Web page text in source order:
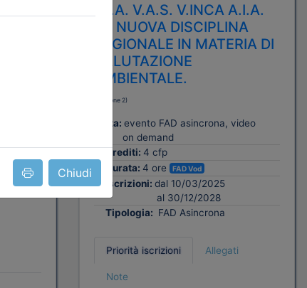
Chiudi
V.I.A. V.A.S. V.INCA A.I.A.
LA NUOVA DISCIPLINA
REGIONALE IN MATERIA DI
VALUTAZIONE
AMBIENTALE.
(edizione 2)
Data: evento FAD asincrona, video
on demand
Crediti: 4 cfp
Durata: 4 ore FAD Vod
Iscrizioni: dal 10/03/2025
al 30/12/2028
Tipologia: FAD Asincrona
Priorità iscrizioni Allegati
Note